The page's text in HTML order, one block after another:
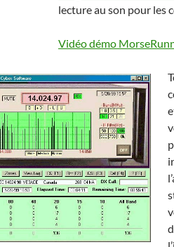
lecture au son pour les
Vidéo démo